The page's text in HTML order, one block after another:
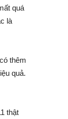
quá
là
thêm
quả.
thật